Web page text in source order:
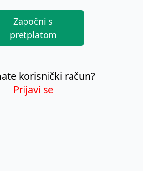
Započni s
pretplatom
korisnički račun?
Prijavi se